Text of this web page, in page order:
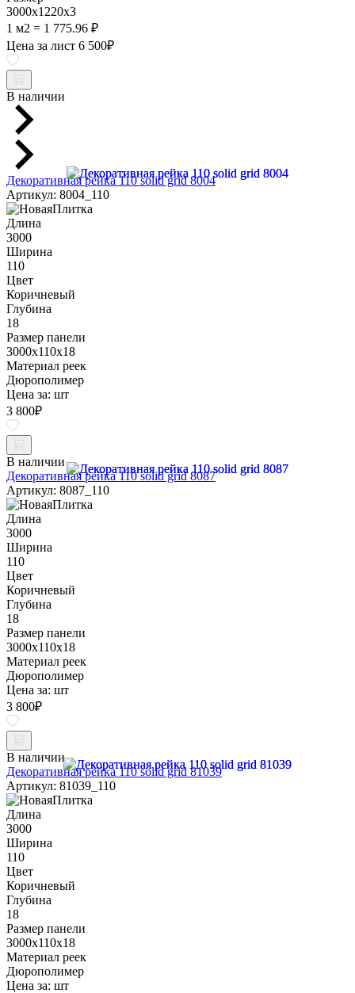
3000х1220х3
1 м2 = 1 775.96 ₽
Цена за лист 6 500₽
В наличии
Декоративная рейка 110 solid grid 8004
Артикул: 8004_110
Длина
3000
Ширина
110
Цвет
Коричневый
Глубина
18
Размер панели
3000x110x18
Материал реек
Дюрополимер
Цена за: шт
3 800₽
В наличии
Декоративная рейка 110 solid grid 8087
Артикул: 8087_110
Длина
3000
Ширина
110
Цвет
Коричневый
Глубина
18
Размер панели
3000x110x18
Материал реек
Дюрополимер
Цена за: шт
3 800₽
В наличии
Декоративная рейка 110 solid grid 81039
Артикул: 81039_110
Длина
3000
Ширина
110
Цвет
Коричневый
Глубина
18
Размер панели
3000x110x18
Материал реек
Дюрополимер
Цена за: шт